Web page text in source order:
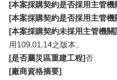
[本案採購契約是否採用主管機
[本案採購契約是否採用主管
[本案採購契約未採用主管機
用109.01.14之版本。
[是否屬災區重建工程]否
[廠商資格摘要]